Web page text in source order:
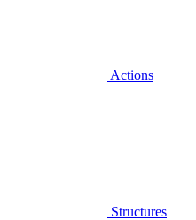
Actions
Structures